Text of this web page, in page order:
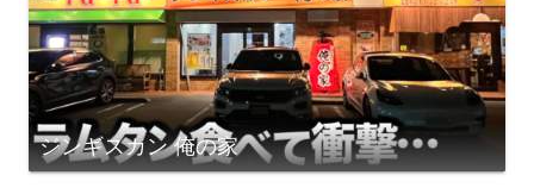
ジンギスカン 俺の家